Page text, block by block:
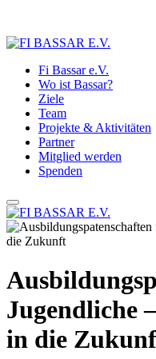
Fi Bassar e.V.
Wo ist Bassar?
Ziele
Team
Projekte & Aktivitäten
Partner
Mitglied werden
Spenden
Jugendliche
in die